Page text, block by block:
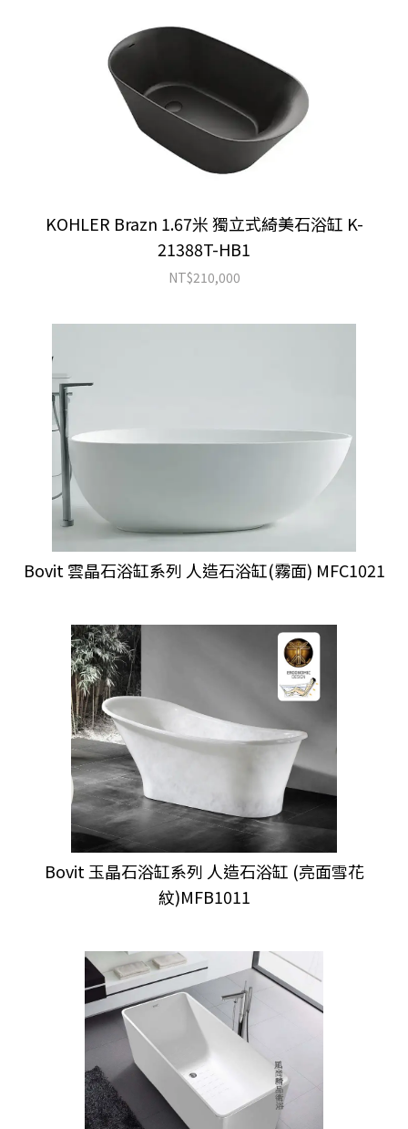
KOHLER Brazn 1.67米 獨立式綺美石浴缸 K-
21388T-HB1
NT$210,000
Bovit 雲晶石浴缸系列 人造石浴缸(霧面) MFC1021
Bovit 玉晶石浴缸系列 人造石浴缸 (亮面雪花
紋)MFB1011